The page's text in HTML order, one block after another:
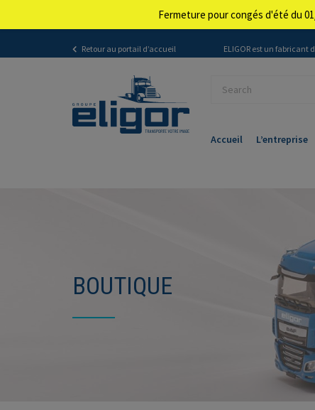
Retour au portail d’accueil ELIGOR est un
Accueil L’entreprise
BOUTIQUE
Fermeture pour congés d'été du